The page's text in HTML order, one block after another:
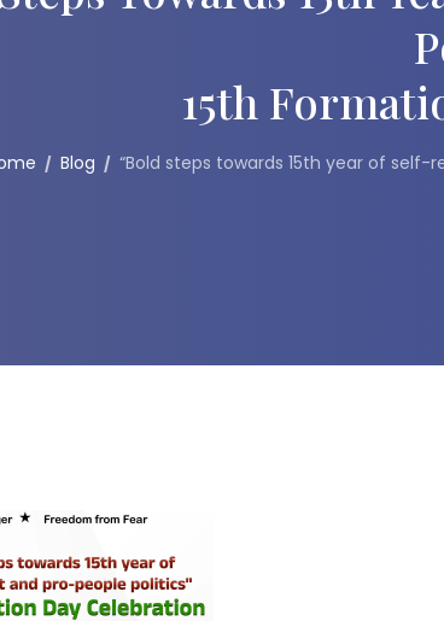
15th
Blog “Bold steps towards 15th year of